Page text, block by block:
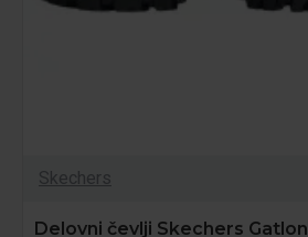
Skechers
Delovni čevlji Skechers